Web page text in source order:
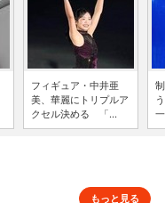
フィギュア・中井亜
美、華麗にトリプルア
クセル決める 「...
もっと見る